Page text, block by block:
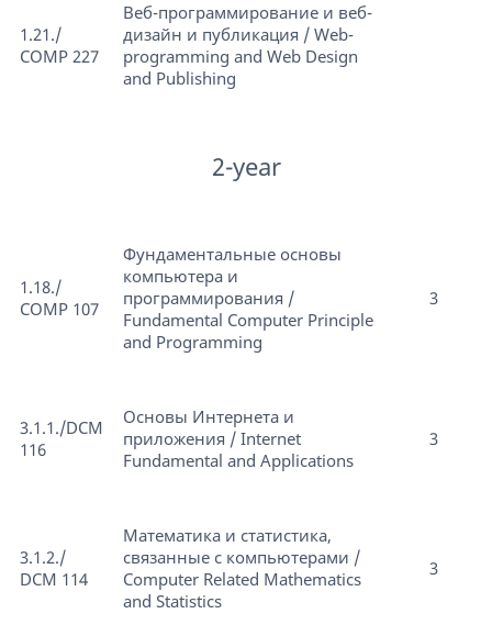
1.21./
COMP 227
Веб-программирование и веб-
дизайн и публикация / Web-
programming and Web Design
and Publishing
2-year
1.18./
COMP 107
Фундаментальные основы
компьютера и
программирования /
Fundamental Computer Principle
and Programming
3
3.1.1./DCM
116
Основы Интернета и
приложения / Internet
Fundamental and Applications
3
3.1.2./
DCM 114
Математика и статистика,
связанные с компьютерами /
Сomputer Related Mathematics
and Statistics
3